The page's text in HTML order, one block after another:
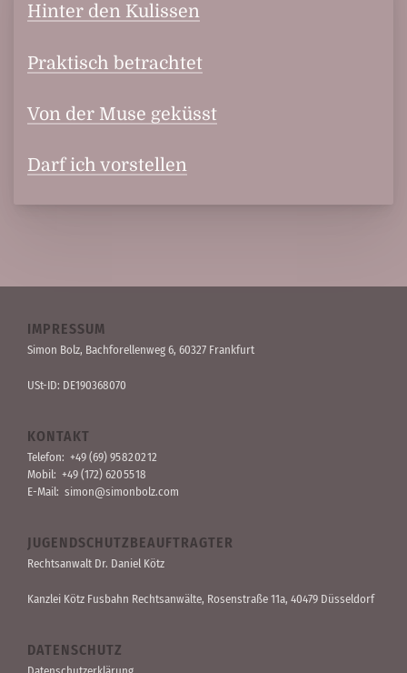
Hinter den Kulissen
Praktisch betrachtet
Von der Muse geküsst
Darf ich vorstellen
IMPRESSUM
Simon Bolz, Bachforellen­weg 6, 60327 Frankfurt
USt-ID: DE190368070
KONTAKT
Telefon: +49 (69) 95 82 02 12
Mobil: +49 (172) 620 55 18
E-Mail: simon@simonbolz.com
JUGENDSCHUTZBEAUFTRAGTER
Rechts­anwalt Dr. Daniel Kötz
Kanzlei Kötz Fusbahn Rechts­anwälte, Rosen­straße 11a, 40479 Düssel­dorf
DATENSCHUTZ